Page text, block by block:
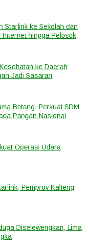
Starlink ke Sekolah dan
hingga Pelosok
ke Daerah
Jadi Sasaran
Betang, Perkuat SDM
Pangan Nasional
Operasi Udara
Pemprov Kalteng
Diselewengkan, Lima